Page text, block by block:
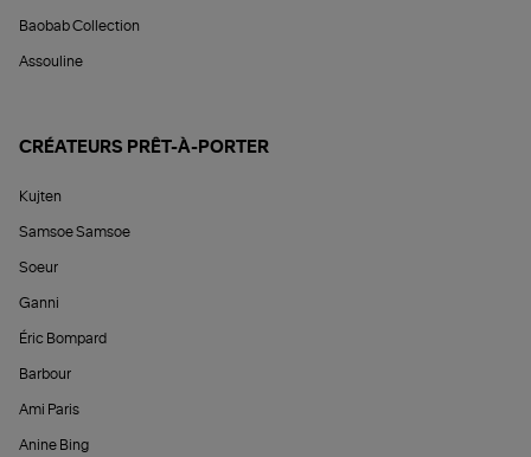
Baobab Collection
Assouline
CRÉATEURS PRÊT-À-PORTER
Kujten
Samsoe Samsoe
Soeur
Ganni
Éric Bompard
Barbour
Ami Paris
Anine Bing